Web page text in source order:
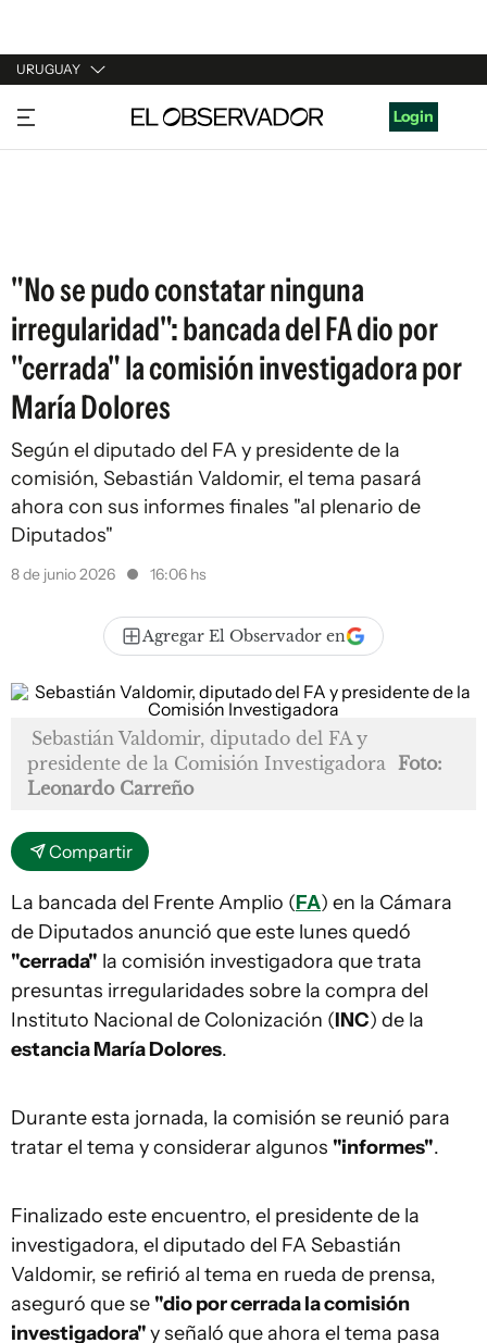
URUGUAY
URUGUAY
ARGENTINA
Login
"No se pudo constatar ninguna
irregularidad": bancada del FA dio por
"cerrada" la comisión investigadora por
María Dolores
Según el diputado del FA y presidente de la
comisión, Sebastián Valdomir, el tema pasará
ahora con sus informes finales "al plenario de
Diputados"
8 de junio 2026 16:06 hs
Agregar El Observador en
Sebastián Valdomir, diputado del FA y
presidente de la Comisión Investigadora Foto:
Leonardo Carreño
Compartir
La bancada del Frente Amplio (FA) en la Cámara
de Diputados anunció que este lunes quedó
"cerrada" la comisión investigadora que trata
presuntas irregularidades sobre la compra del
Instituto Nacional de Colonización (INC) de la
estancia María Dolores.
Durante esta jornada, la comisión se reunió para
tratar el tema y considerar algunos "informes".
Finalizado este encuentro, el presidente de la
investigadora, el diputado del FA Sebastián
Valdomir, se refirió al tema en rueda de prensa,
aseguró que se "dio por cerrada la comisión
investigadora"y señaló que ahora el tema pasa